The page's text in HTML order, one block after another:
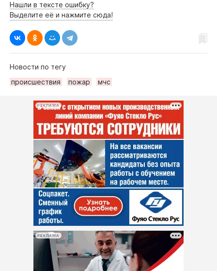
Нашли в тексте ошибку?
Выделите её и нажмите сюда!
Новости по тегу
происшествия
пожар мчс
РЕКЛАМА
РЕКЛАМА